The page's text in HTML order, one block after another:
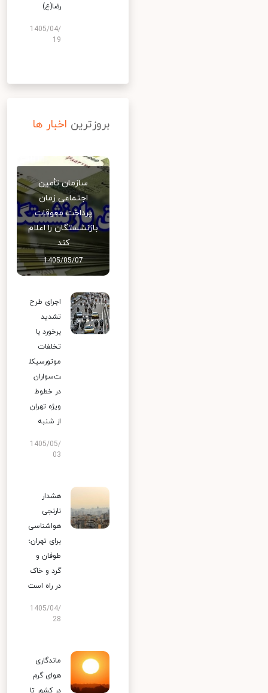
رضا(ع)
1405/04/
19
بروزترین اخبار ها
سازمان تأمین
اجتماعی زمان
پرداخت معوقات
بازنشستگان را اعلام
کند
1405/05/07
اجرای طرح
تشدید
برخورد با
تخلفات
موتورسیکل
ت‌سواران
در خطوط
ویژه تهران
از شنبه
1405/05/
03
هشدار
نارنجی
هواشناسی
برای تهران؛
طوفان و
گرد و خاک
در راه است
1405/04/
28
ماندگاری
هوای گرم
در کشور تا